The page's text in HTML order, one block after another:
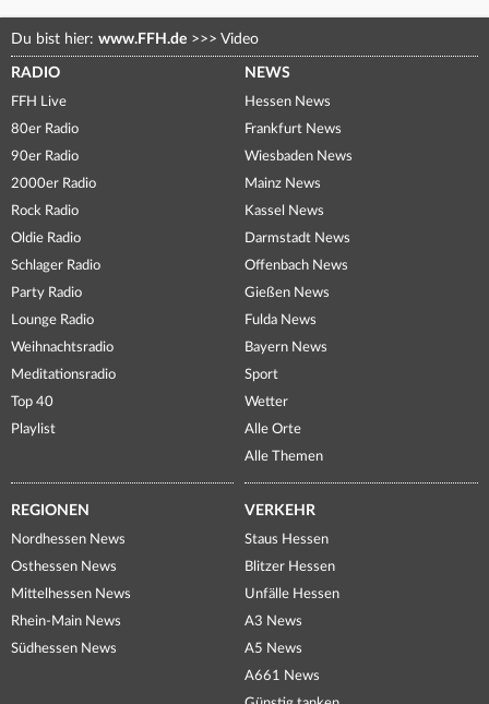
Du bist hier: www.FFH.de >>> Video
RADIO
FFH Live
80er Radio
90er Radio
2000er Radio
Rock Radio
Oldie Radio
Schlager Radio
Party Radio
Lounge Radio
Weihnachtsradio
Meditationsradio
Top 40
Playlist
NEWS
Hessen News
Frankfurt News
Wiesbaden News
Mainz News
Kassel News
Darmstadt News
Offenbach News
Gießen News
Fulda News
Bayern News
Sport
Wetter
Alle Orte
Alle Themen
REGIONEN
Nordhessen News
Osthessen News
Mittelhessen News
Rhein-Main News
Südhessen News
VERKEHR
Staus Hessen
Blitzer Hessen
Unfälle Hessen
A3 News
A5 News
A661 News